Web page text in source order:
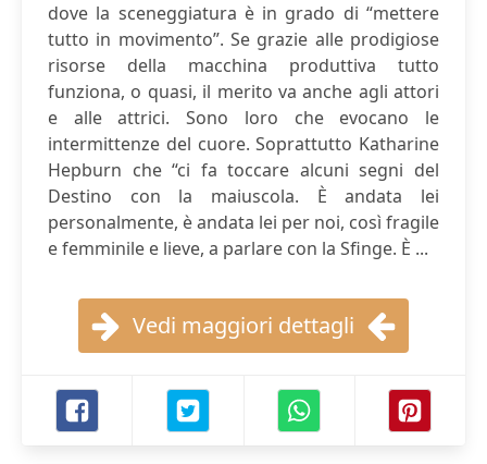
dove la sceneggiatura è in grado di “mettere
tutto in movimento”. Se grazie alle prodigiose
risorse della macchina produttiva tutto
funziona, o quasi, il merito va anche agli attori
e alle attrici. Sono loro che evocano le
intermittenze del cuore. Soprattutto Katharine
Hepburn che “ci fa toccare alcuni segni del
Destino con la maiuscola. È andata lei
personalmente, è andata lei per noi, così fragile
e femminile e lieve, a parlare con la Sfinge. È ...
Vedi maggiori dettagli